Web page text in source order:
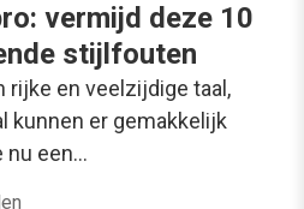
vermijd deze 10
stijlfouten
rijke en veelzijdige taal,
kunnen er gemakkelijk
nu een…